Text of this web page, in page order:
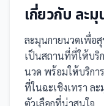
เกี่ยวกับ ละ
ละมุนกายนวดเพื่อ
เป็นสถานที่ที่ให้บริ
นวด พร้อมให้บริกา
ที่ในฉะเชิงเทรา ล
ตัวเลือกที่น่าสนใจ